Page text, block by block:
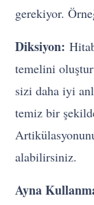
gerekiyor.
Diksiyon:
temelini
sizi daha iyi
temiz bir
alabilirsiniz.
Ayna